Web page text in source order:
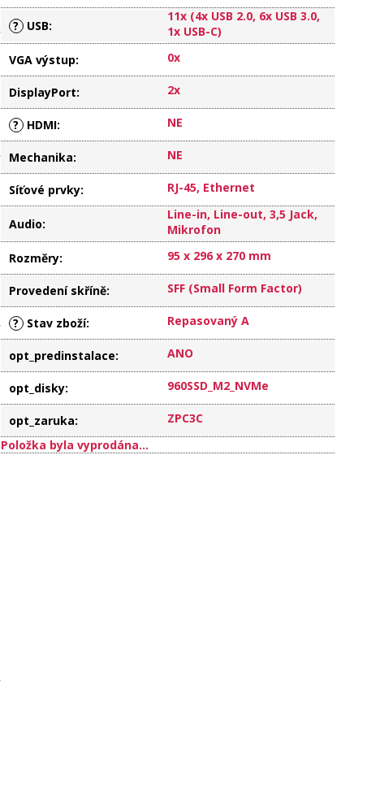
? USB:
11x (4x USB 2.0, 6x USB 3.0,
1x USB-C)
VGA výstup: 0x
DisplayPort: 2x
? HDMI: NE
Mechanika: NE
Síťové prvky: RJ-45, Ethernet
Audio:
Line-in, Line-out, 3,5 Jack,
Mikrofon
Rozměry: 95 x 296 x 270 mm
Provedení skříně: SFF (Small Form Factor)
? Stav zboží: Repasovaný A
opt_predinstalace: ANO
opt_disky: 960SSD_M2_NVMe
opt_zaruka:
ZPC3C
Položka byla vyprodána…